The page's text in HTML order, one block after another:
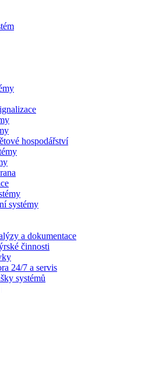
hospodářství
systémy
a dokumentace
činnosti
24/7 a servis
systémů